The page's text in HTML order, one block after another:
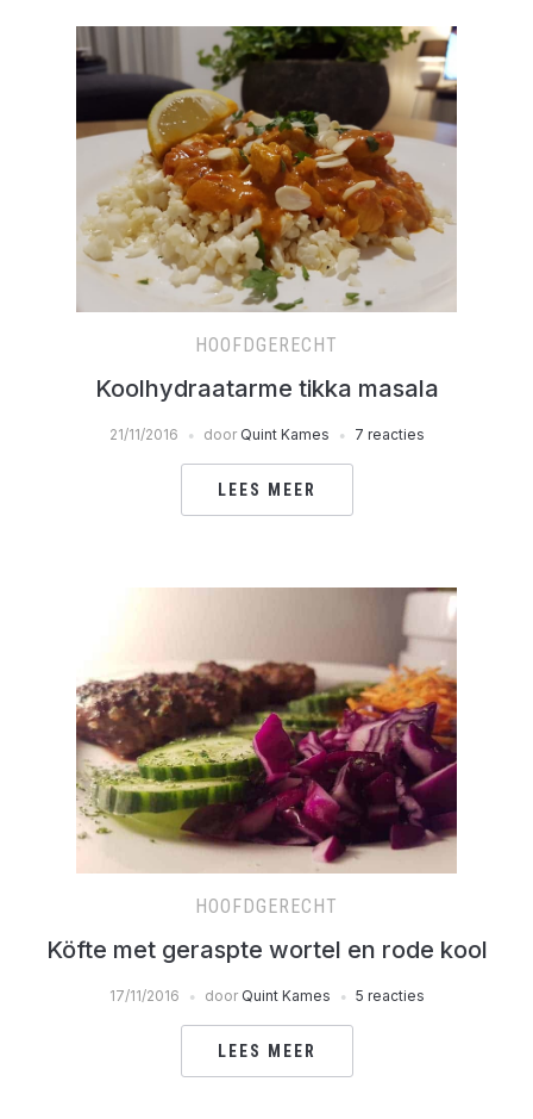
HOOFDGERECHT
Koolhydraatarme tikka masala
21/11/2016 door Quint Kames 7 reacties
LEES MEER
HOOFDGERECHT
Köfte met geraspte wortel en rode kool
17/11/2016 door Quint Kames 5 reacties
LEES MEER